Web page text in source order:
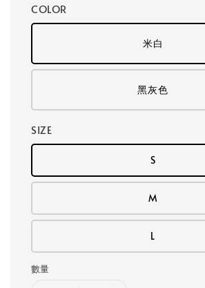
COLOR
米白
黑灰色
SIZE
S
M
L
數量